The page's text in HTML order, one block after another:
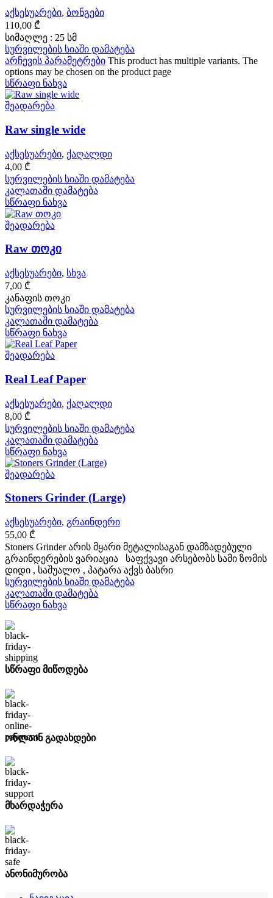
აქსესუარები, ბონგები
110,00 ₾
სიმაღლე : 25 სმ
სურვილების სიაში დამატება
არჩევის პარამეტრები This product has multiple variants. The
options may be chosen on the product page
სწრაფი ნახვა
შეადარება
Raw single wide
აქსესუარები, ქაღალდი
4,00 ₾
სურვილების სიაში დამატება
კალათაში დამატება
სწრაფი ნახვა
შეადარება
Raw თოკი
აქსესუარები, სხვა
7,00 ₾
კანაფის თოკი
სურვილების სიაში დამატება
კალათაში დამატება
სწრაფი ნახვა
შეადარება
Real Leaf Paper
აქსესუარები, ქაღალდი
8,00 ₾
სურვილების სიაში დამატება
კალათაში დამატება
სწრაფი ნახვა
შეადარება
Stoners Grinder (Large)
აქსესუარები, გრაინდერი
55,00 ₾
Stoners Grinder არის მყარი მეტალისაგან დამზადებული
გრაინდერების ვარიაცია საფქვავი არსებობს სამი ზომის
დიდი , საშუალო , პატარა აქვს ბასრი
სურვილების სიაში დამატება
კალათაში დამატება
სწრაფი ნახვა
სწრაფი მიწოდება
ონლაინ გადახდები
მხარდაჭერა
ანონიმურობა